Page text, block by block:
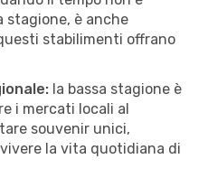
stagione, è anche
stabilimenti offrano
la bassa stagione è
i mercati locali al
souvenir unici,
la vita quotidiana di